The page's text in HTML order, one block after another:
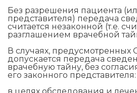
Без разрешения пациента
представителя) передача
считается незаконной (т.е.
разглашением врачебной
В случаях, предусмотренных
допускается передача
врачебную тайну, без
его законного представителя: